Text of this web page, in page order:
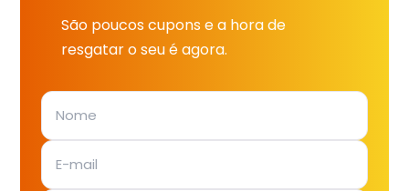
São poucos cupons e a hora de
resgatar o seu é agora.